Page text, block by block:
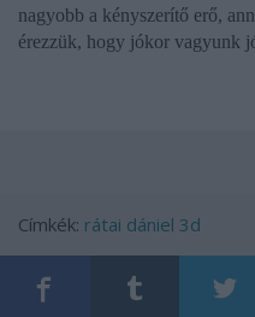
nagyobb a kényszerítő erő,
érezzük, hogy jókor vagyunk
Címkék: rátai dániel 3d